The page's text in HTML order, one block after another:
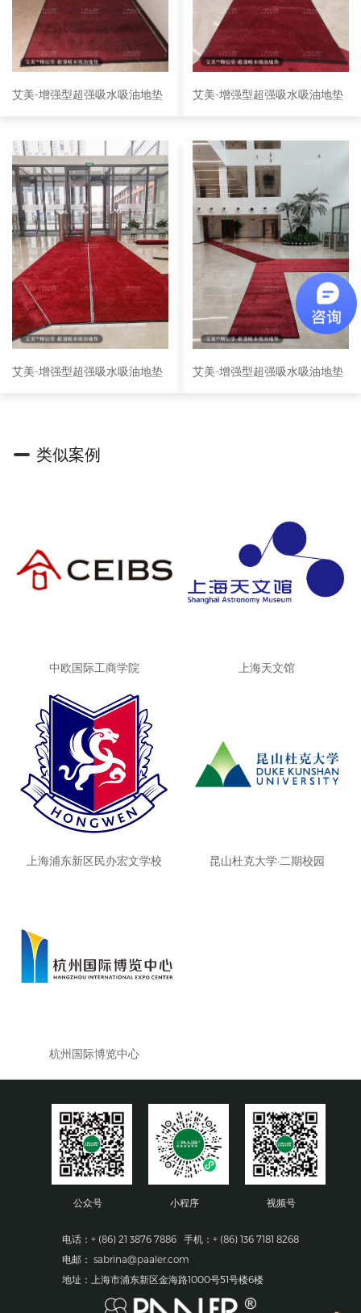
艾美-增强型超强吸水吸油地垫 艾美-增强型超强吸水吸油地垫
艾美-增强型超强吸水吸油地垫 艾美-增强型超强吸水吸油地垫
类似案例
中欧国际工商学院 上海天文馆
上海浦东新区民办宏文学校 昆山杜克大学·二期校园
杭州国际博览中心
电话：+ (86) 21 3876 7886 手机：+ (86) 136 7181 8268
电邮： sabrina@paaler.com
地址：上海市浦东新区金海路1000号51号楼6楼
公众号 小程序 视频号